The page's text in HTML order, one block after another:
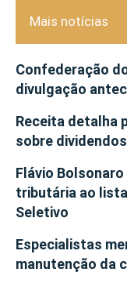
Mais notícias
Confederação
divulgação
Receita detalha
sobre
Flávio
tributária ao
Seletivo
Especialistas
manutenção da